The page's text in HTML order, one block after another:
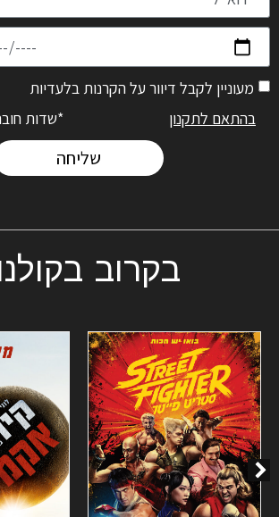
מעוניין לקבל דיוור על הקרנות בלעדיות
בהתאם לתקנון
*שדות
שליחה
בקרוב